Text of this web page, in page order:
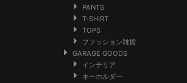
PANTS
T-SHIRT
TOPS
ファッション雑貨
GARAGE GOODS
インテリア
キーホルダー